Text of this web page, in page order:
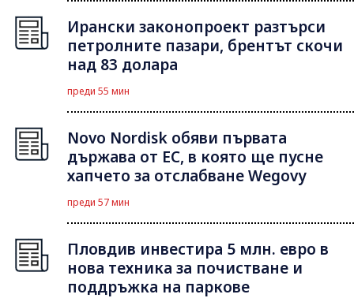
Ирански законопроект разтърси
петролните пазари, брентът скочи
над 83 долара
преди 55 мин
Novo Nordisk обяви първата
държава от ЕС, в която ще пусне
хапчето за отслабване Wegovy
преди 57 мин
Пловдив инвестира 5 млн. евро в
нова техника за почистване и
поддръжка на паркове